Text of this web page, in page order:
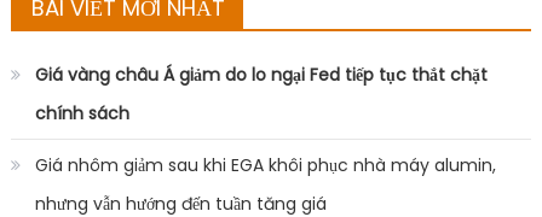
BÀI VIẾT MỚI NHẤT
Giá vàng châu Á giảm do lo ngại Fed tiếp tục thắt chặt
chính sách
Giá nhôm giảm sau khi EGA khôi phục nhà máy alumin,
nhưng vẫn hướng đến tuần tăng giá